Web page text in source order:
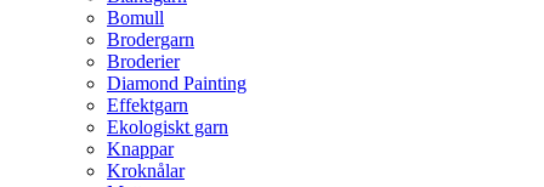
Bomull
Brodergarn
Broderier
Diamond Painting
Effektgarn
Ekologiskt garn
Knappar
Kroknålar